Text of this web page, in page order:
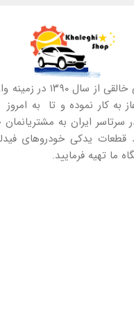
فروشگاه لوازم یدکی
به کار نموده و تا به
سرتاسر ایران به
قطعات یدکی خودروهای
ما تهیه فرمایید.